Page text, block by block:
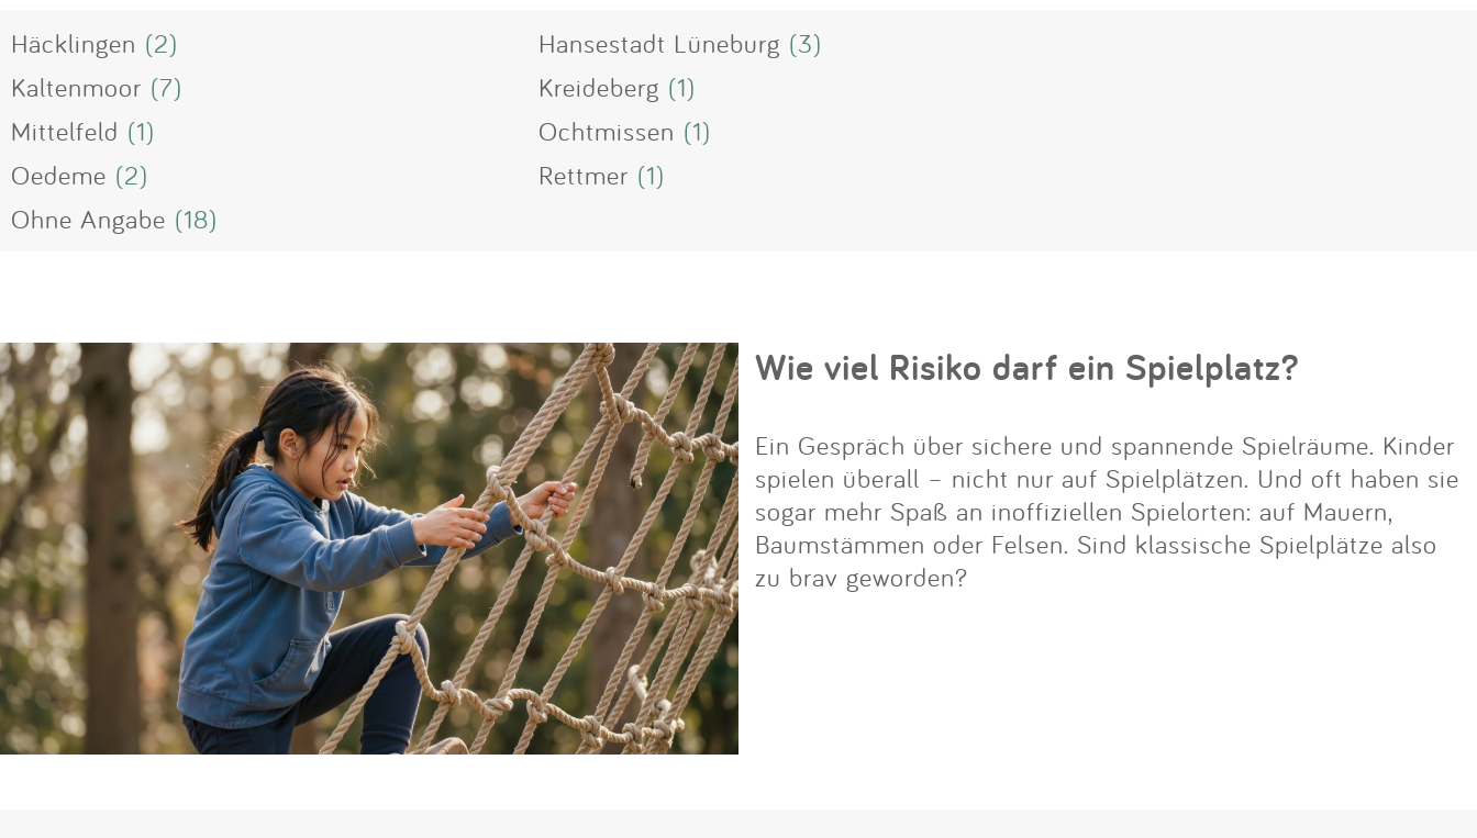
Häcklingen (2) Hansestadt Lüneburg (3)
Kaltenmoor (7) Kreideberg (1)
Mittelfeld (1) Ochtmissen (1)
Oedeme (2) Rettmer (1)
Ohne Angabe (18)
Wie viel Risiko darf ein Spielplatz?
Ein Gespräch über sichere und spannende Spielräume. Kinder
spielen überall – nicht nur auf Spielplätzen. Und oft haben sie
sogar mehr Spaß an inoffiziellen Spielorten: auf Mauern,
Baumstämmen oder Felsen. Sind klassische Spielplätze also
zu brav geworden?